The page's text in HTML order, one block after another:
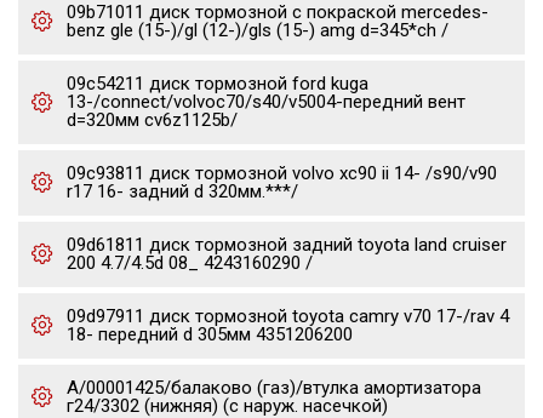
09b71011 диск тормозной с покраской mercedes-
benz gle (15-)/gl (12-)/gls (15-) amg d=345*ch /
09c54211 диск тормозной ford kuga
13-/connect/volvoc70/s40/v5004-передний вент
d=320мм cv6z1125b/
09c93811 диск тормозной volvo xc90 ii 14- /s90/v90
r17 16- задний d 320мм.***/
09d61811 диск тормозной задний toyota land cruiser
200 4.7/4.5d 08_ 4243160290 /
09d97911 диск тормозной toyota camry v70 17-/rav 4
18- передний d 305мм 4351206200
А/00001425/балаково (газ)/втулка амортизатора
г24/3302 (нижняя) (с наруж. насечкой)